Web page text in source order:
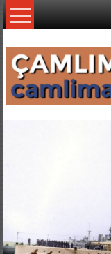
İçeriğe
geç